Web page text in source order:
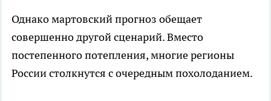
Однако мартовский прогноз обещает
совершенно другой сценарий. Вместо
постепенного потепления, многие регионы
России столкнутся с очередным похолоданием.